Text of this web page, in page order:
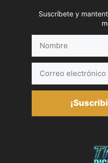
Suscríbete y
electrónico